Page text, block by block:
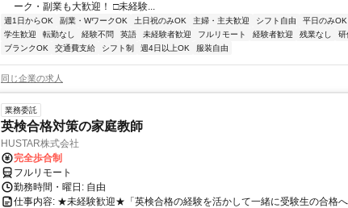
ーク・副業も大歓迎！ □未経験...
週1日からOK 副業・WワークOK 土日祝のみOK 主婦・主夫歓迎 シフト自由
平日のみOK
学生歓迎
転勤なし 経験不問 英語 未経験者歓迎 フルリモート 経験者歓迎 残業なし
研
ブランクOK
交通費支給 シフト制 週4日以上OK 服装自由
同じ企業の求人
業務委託
英検合格対策の家庭教師
HUSTAR株式会社
完全歩合制
フルリモート
勤務時間・曜日: 自由
仕事内容: ★未経験歓迎★「英検合格の経験を活かして一緒に受験生の合格